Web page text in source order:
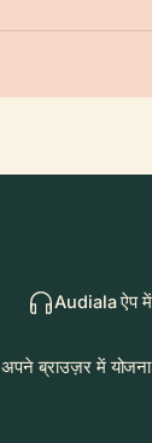
Audiala ऐप
अपने ब्राउज़र में योजना